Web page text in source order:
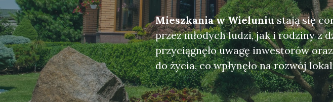
Mieszkania w Wieluniustają się
przez młodych ludzi, jak i rodziny z
przyciągnęło uwagę inwestorów
do życia, co wpłynęło na rozwój